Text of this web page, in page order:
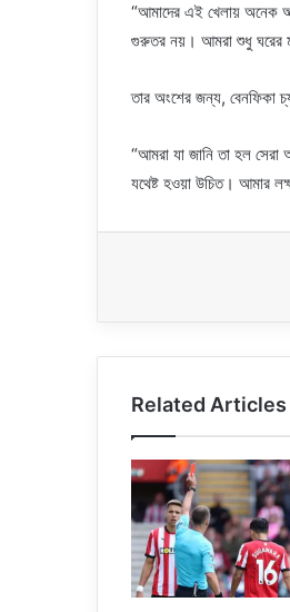
“আমাদের এই খেলায় অনেক
গুরুতর নয়। আমরা শুধু ঘরের
তার অংশের জন্য, বেনফিকা
“আমরা যা জানি তা হল
যথেষ্ট হওয়া উচিত। আমার
Related Articles